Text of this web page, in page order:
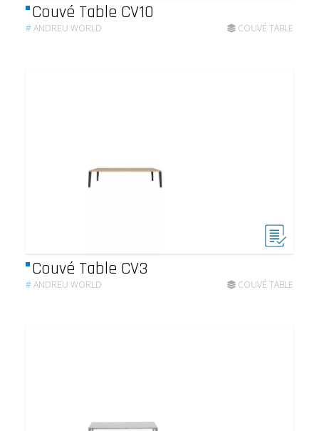
Couvé Table CV10
#ANDREU WORLD COUVÉ TABLE
Couvé Table CV3
#ANDREU WORLD COUVÉ TABLE